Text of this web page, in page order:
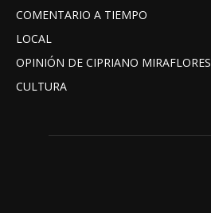
COMENTARIO A TIEMPO
LOCAL
OPINIÓN DE CIPRIANO MIRAFLORES
CULTURA